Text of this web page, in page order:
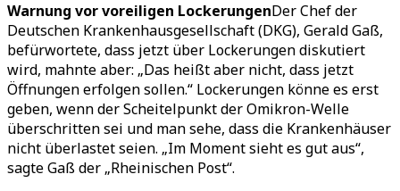
Warnung vor voreiligen LockerungenDer Chef der
Deutschen Krankenhausgesellschaft (DKG), Gerald Gaß,
befürwortete, dass jetzt über Lockerungen diskutiert
wird, mahnte aber: „Das heißt aber nicht, dass jetzt
Öffnungen erfolgen sollen.“ Lockerungen könne es erst
geben, wenn der Scheitelpunkt der Omikron-Welle
überschritten sei und man sehe, dass die Krankenhäuser
nicht überlastet seien. „Im Moment sieht es gut aus“,
sagte Gaß der „Rheinischen Post“.